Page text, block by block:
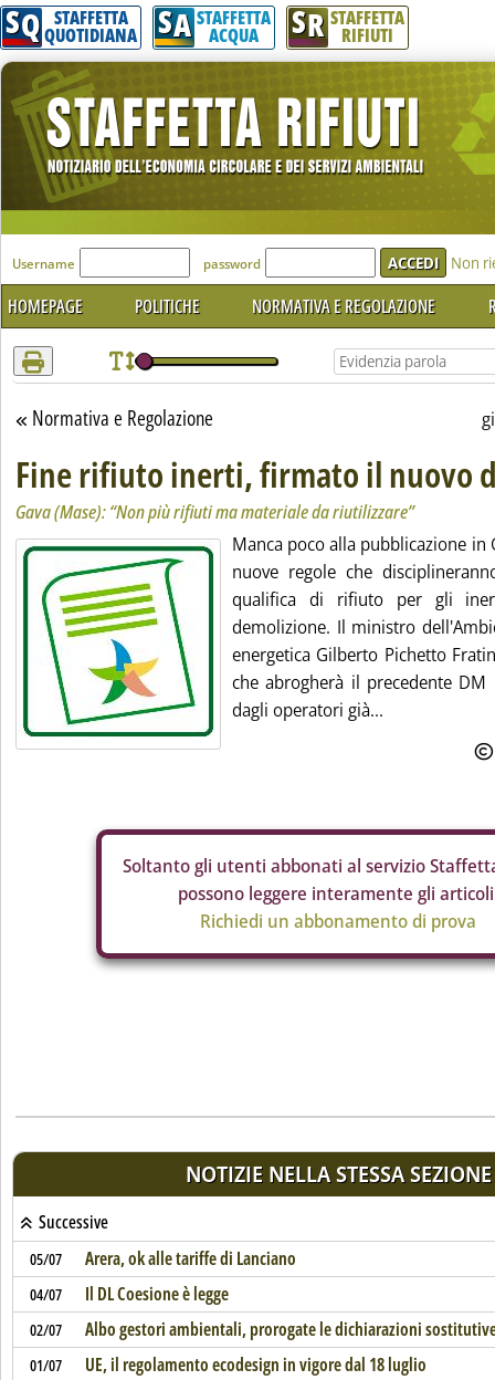
Attenzione! Esegui l'accesso per lèggere interamente la notizia.
SQ STAFFETTA
QUOTIDIANA SA STAFFETTA
ACQUA SR STAFFETTA
RIFIUTI
'Modulo Login per accedere'
Username password Non
HOMEPAGE POLITICHE NORMATIVA E REGOLAZIONE
Torna alla sezione
Normativa e Regolazione
Fine rifiuto inerti, firmato il nuovo
Gava (Mase): “Non più rifiuti ma materiale da riutilizzare”
Manca poco alla pubblicazione in
nuove regole che
qualifica di rifiuto per gli
demolizione. Il ministro
energetica Gilberto Pichetto
che abrogherà il precedente
dagli operatori già...
Soltanto gli utenti abbonati al servizio
possono leggere interamente gli
Richiedi un abbonamento di prova
NOTIZIE NELLA STESSA SEZIONE
Successive
05/07 Arera, ok alle tariffe di Lanciano
04/07 Il DL Coesione è legge
02/07 Albo gestori ambientali, prorogate le dichiarazioni
01/07 UE, il regolamento ecodesign in vigore dal 18 luglio